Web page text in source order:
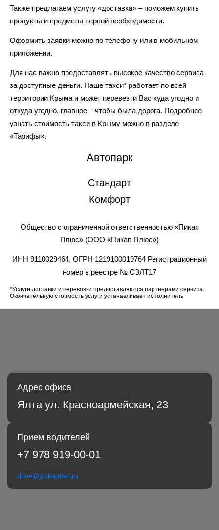
Также предлагаем услугу «доставка» – поможем купить
продукты и предметы первой необходимости.
Оформить заявки можно по телефону или в мобильном
приложении.
Для нас важно предоставлять высокое качество сервиса
за доступные деньги. Наше такси* работает по всей
территории Крыма и может перевезти Вас куда угодно и
откуда угодно, главное – чтобы была дорога. Подробнее
узнать стоимость такси в Крыму можно в разделе
«Тарифы».
Автопарк
Стандарт
Комфорт
Общество с ограниченной ответственностью «Пикап
Плюс» (ООО «Пикап Плюс»)
ИНН 9110029464, ОГРН 1219100019764 Регистрационный
номер в реестре № СЗЛТ17
*Услуги доставки и перевозки предоставляются партнерами сервиса.
Окончательную стоимость услуги устанавливает исполнитель
Адрес офиса
Ялта ул. Красноармейская, 23
Прием водителей
+7 978 919-00-01
drive@pickuptaxi.ru